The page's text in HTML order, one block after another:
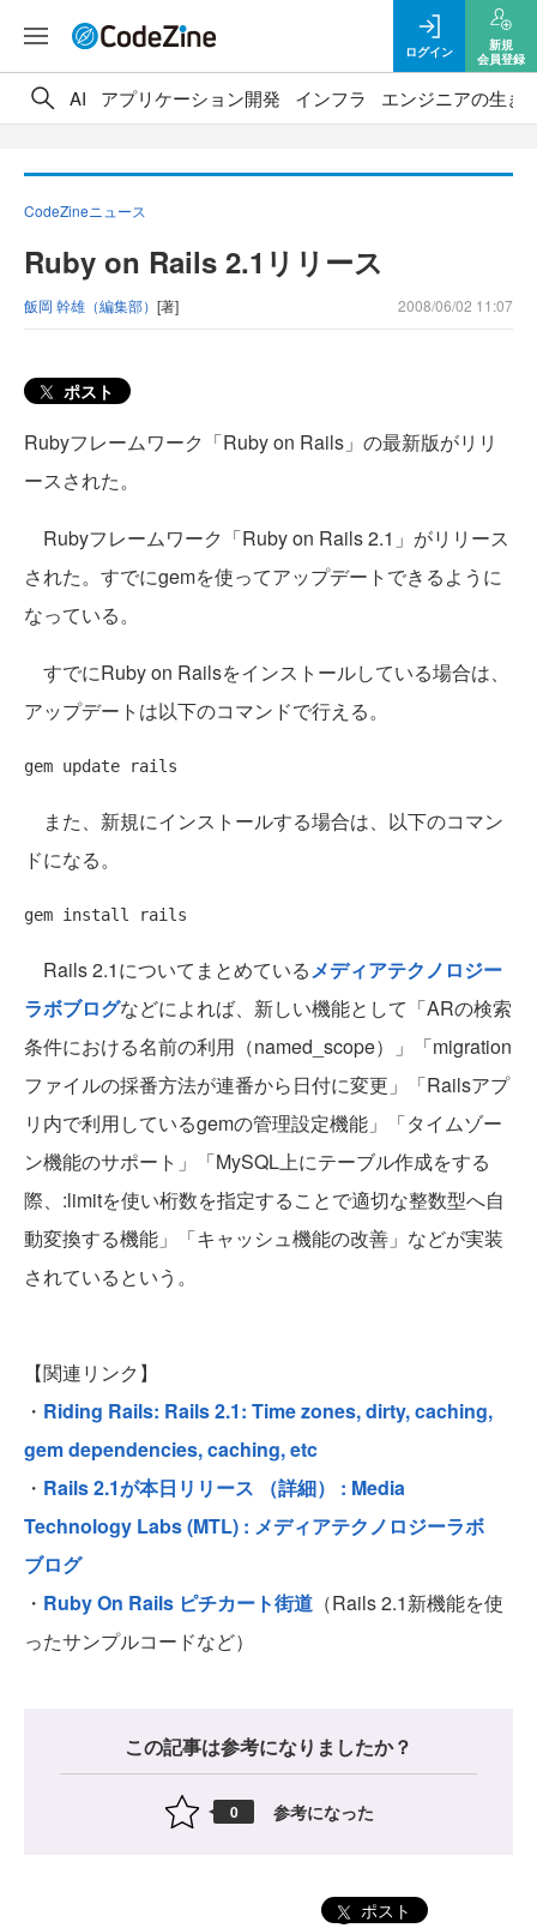
ログイン
新規
会員登録
AI アプリケーション開発 インフラ エンジニアの生き
CodeZineニュース
Ruby on Rails 2.1リリース
飯岡 幹雄（編集部） [著] 2008/06/02 11:07
ポスト
Rubyフレームワーク「Ruby on Rails」の最新版がリリ
ースされた。
Rubyフレームワーク「Ruby on Rails 2.1」がリリース
された。すでにgemを使ってアップデートできるように
なっている。
すでにRuby on Railsをインストールしている場合は、
アップデートは以下のコマンドで行える。
また、新規にインストールする場合は、以下のコマン
ドになる。
Rails 2.1についてまとめているメディアテクノロジー
ラボブログなどによれば、新しい機能として「ARの検索
条件における名前の利用（named_scope）」「migration
ファイルの採番方法が連番から日付に変更」「Railsアプ
リ内で利用しているgemの管理設定機能」「タイムゾー
ン機能のサポート」「MySQL上にテーブル作成をする
際、:limitを使い桁数を指定することで適切な整数型へ自
動変換する機能」「キャッシュ機能の改善」などが実装
されているという。
【関連リンク】
・ Riding Rails: Rails 2.1: Time zones, dirty, caching,
gem dependencies, caching, etc
・ Rails 2.1が本日リリース （詳細） : Media
Technology Labs (MTL) : メディアテクノロジーラボ
ブログ
・ Ruby On Rails ピチカート街道 （Rails 2.1新機能を使
ったサンプルコードなど）
この記事は参考になりましたか？
0 参考になった
ポスト